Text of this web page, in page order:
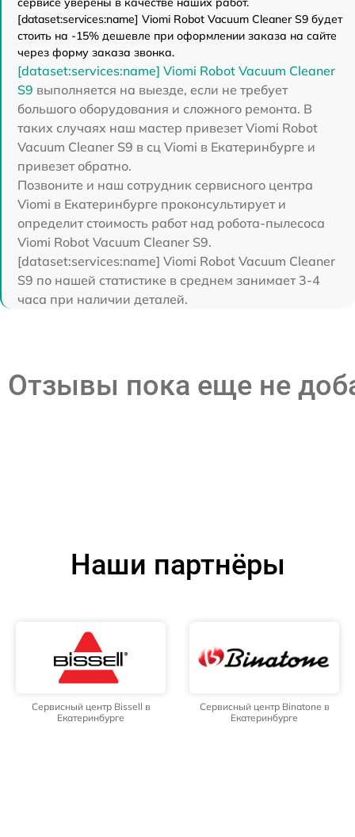
[dataset:services:name] Viomi Robot Vacuum Cleaner S9 будет
стоить на -15% дешевле при оформлении заказа на сайте
через форму заказа звонка.
[dataset:services:name] Viomi Robot Vacuum Cleaner
S9 выполняется на выезде, если не требует
большого оборудования и сложного ремонта. В
таких случаях наш мастер привезет Viomi Robot
Vacuum Cleaner S9 в сц Viomi в Екатеринбурге и
привезет обратно.
Позвоните и наш сотрудник сервисного центра
Viomi в Екатеринбурге проконсультирует и
определит стоимость работ над робота-пылесоса
Viomi Robot Vacuum Cleaner S9.
[dataset:services:name] Viomi Robot Vacuum Cleaner
S9 по нашей статистике в среднем занимает 3-4
часа при наличии деталей.
Отзывы пока еще не
Наши партнёры
Сервисный центр Bissell в
Екатеринбурге
Сервисный центр Binatone в
Екатеринбурге